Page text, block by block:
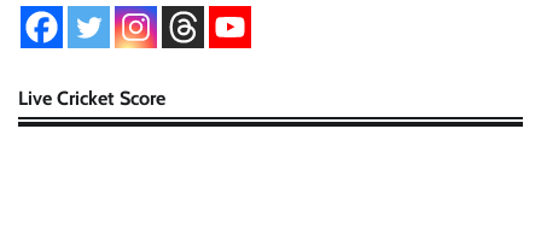
Live Cricket Score